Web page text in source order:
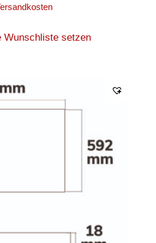
Wunschliste setzen